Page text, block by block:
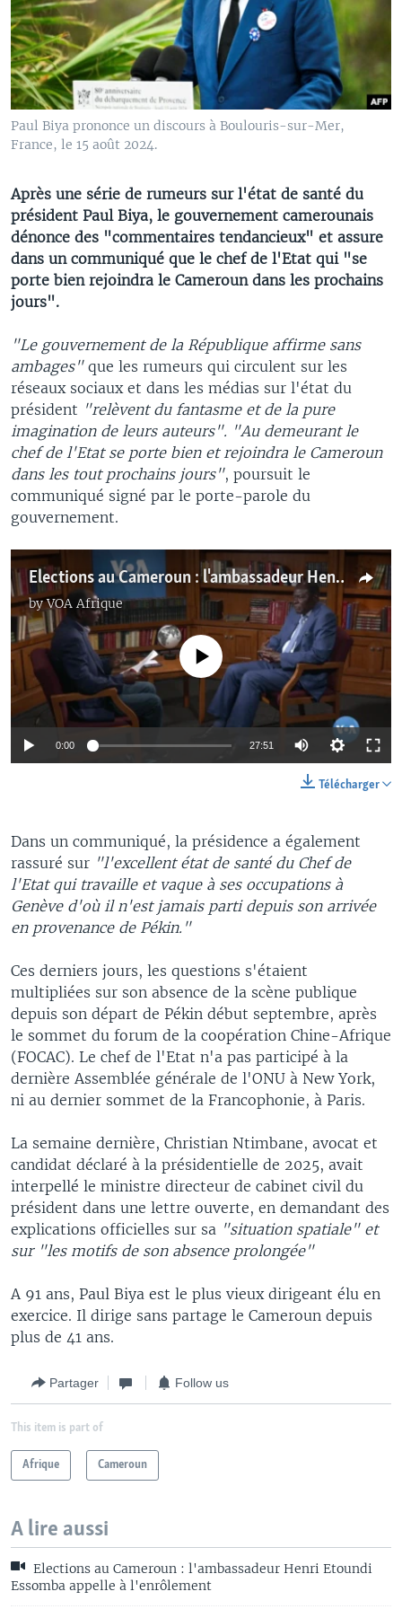
Paul Biya prononce un discours à Boulouris-sur-Mer,
France, le 15 août 2024.
Après une série de rumeurs sur l'état de santé du
président Paul Biya, le gouvernement camerounais
dénonce des "commentaires tendancieux" et assure
dans un communiqué que le chef de l'Etat qui "se
porte bien rejoindra le Cameroun dans les prochains
jours".
"Le gouvernement de la République affirme sans
ambages"que les rumeurs qui circulent sur les
réseaux sociaux et dans les médias sur l'état du
président "relèvent du fantasme et de la pure
imagination de leurs auteurs". "Au demeurant le
chef de l'Etat se porte bien et rejoindra le Cameroun
dans les tout prochains jours", poursuit le
communiqué signé par le porte-parole du
gouvernement.
Elections au Cameroun : l'ambassadeur Henri Etoundi Essomba appelle à l'enrôlement
byVOA Afrique
No media source currently available
0:00 27:51
Télécharger
Dans un communiqué, la présidence a également
rassuré sur "l'excellent état de santé du Chef de
l'Etat qui travaille et vaque à ses occupations à
Genève d'où il n'est jamais parti depuis son arrivée
en provenance de Pékin."
Ces derniers jours, les questions s'étaient
multipliées sur son absence de la scène publique
depuis son départ de Pékin début septembre, après
le sommet du forum de la coopération Chine-Afrique
(FOCAC). Le chef de l'Etat n'a pas participé à la
dernière Assemblée générale de l'ONU à New York,
ni au dernier sommet de la Francophonie, à Paris.
La semaine dernière, Christian Ntimbane, avocat et
candidat déclaré à la présidentielle de 2025, avait
interpellé le ministre directeur de cabinet civil du
président dans une lettre ouverte, en demandant des
explications officielles sur sa "situation spatiale" et
sur "les motifs de son absence prolongée"
A 91 ans, Paul Biya est le plus vieux dirigeant élu en
exercice. Il dirige sans partage le Cameroun depuis
plus de 41 ans.
Partager Follow us
This item is part of
Afrique Cameroun
A lire aussi
Elections au Cameroun : l'ambassadeur Henri Etoundi
Essomba appelle à l'enrôlement